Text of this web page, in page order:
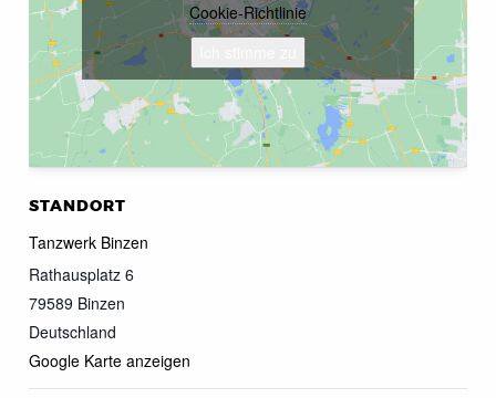
STANDORT
Tanzwerk Binzen
Rathausplatz 6
79589 Binzen
Deutschland
Google Karte anzeigen
Cookie-Richtlinie